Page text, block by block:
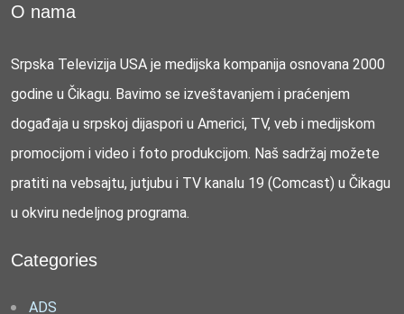
O nama
Srpska Televizija USA je medijska kompanija osnovana 2000
godine u Čikagu. Bavimo se izveštavanjem i praćenjem
događaja u srpskoj dijaspori u Americi, TV, veb i medijskom
promocijom i video i foto produkcijom. Naš sadržaj možete
pratiti na vebsajtu, jutjubu i TV kanalu 19 (Comcast) u Čikagu
u okviru nedeljnog programa.
Categories
ADS